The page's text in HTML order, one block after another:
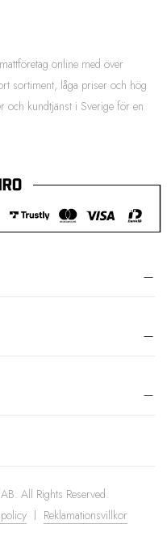
online med över
sortiment, låga priser och hög
och kundtjänst i Sverige för en
All Rights Reserved.
Reklamationsvillkor